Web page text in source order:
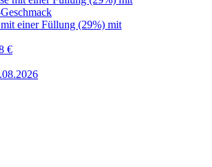
einer Füllung (29%) mit
€